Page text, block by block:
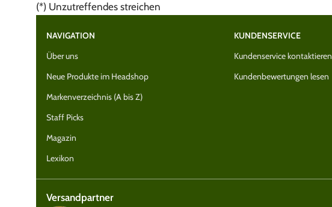
(*) Unzutreffendes streichen
NAVIGATION
Über uns
Neue Produkte im Headshop
Markenverzeichnis (A bis Z)
Staff Picks
Magazin
Lexikon
KUNDENSERVICE
Kundenservice kontaktieren
Kundenbewertungen lesen
Versandpartner